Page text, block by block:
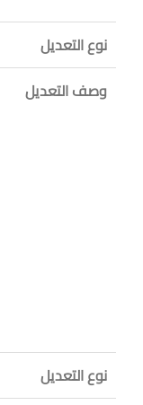
نوع التعديل
وصف التعديل
نوع التعديل